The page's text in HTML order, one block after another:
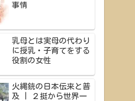
事情
乳母とは実母の代わり
に授乳・子育てをする
役割の女性
火縄銃の日本伝来と普
及 | ２挺から世界一